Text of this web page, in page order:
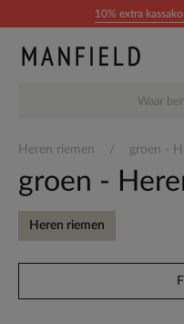
Doorgaan naar artikel
10% extra
Heren riemen groen -
groen -
Heren riemen